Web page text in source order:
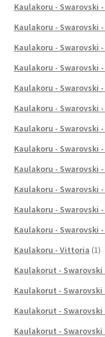
Kaulakoru - Swarovski
Kaulakoru - Swarovski
Kaulakoru - Swarovski
Kaulakoru - Swarovski
Kaulakoru - Swarovski
Kaulakoru - Swarovski
Kaulakoru - Swarovski
Kaulakoru - Swarovski
Kaulakoru - Swarovski
Kaulakoru - Swarovski
Kaulakoru - Swarovski
Kaulakoru - Swarovski
Kaulakoru - Vittoria (1)
Kaulakorut - Swarovski
Kaulakorut - Swarovski
Kaulakorut - Swarovski
Kaulakorut -